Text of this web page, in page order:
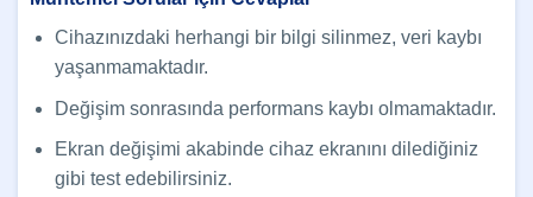
Cihazınızdaki herhangi bir bilgi silinmez, veri kaybı
yaşanmamaktadır.
Değişim sonrasında performans kaybı olmamaktadır.
Ekran değişimi akabinde cihaz ekranını dilediğiniz
gibi test edebilirsiniz.